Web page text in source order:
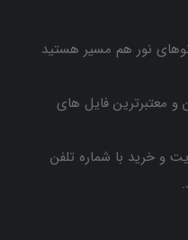
نور هم مسیر هستید
و معتبرترین فایل های
خرید با شماره تلفن